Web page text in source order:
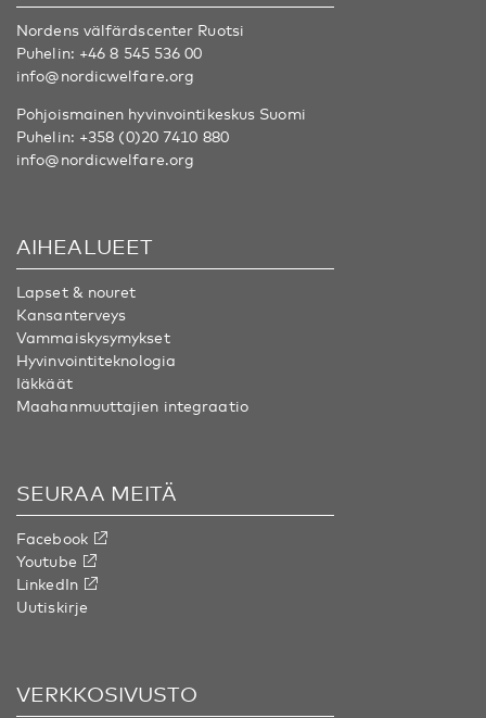
Nordens välfärdscenter Ruotsi
Puhelin: +46 8 545 536 00
info@nordicwelfare.org
Pohjoismainen hyvinvointikeskus Suomi
Puhelin: +358 (0)20 7410 880
info@nordicwelfare.org
AIHEALUEET
Lapset & nouret
Kansanterveys
Vammaiskysymykset
Hyvinvointiteknologia
Iäkkäät
Maahanmuuttajien integraatio
SEURAA MEITÄ
Facebook
Youtube
LinkedIn
Uutiskirje
VERKKOSIVUSTO